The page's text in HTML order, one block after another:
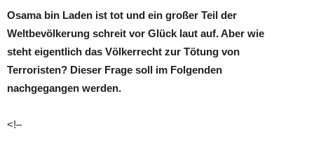
Osama bin Laden ist tot und ein großer Teil der
Weltbevölkerung schreit vor Glück laut auf. Aber wie
steht eigentlich das Völkerrecht zur Tötung von
Terroristen? Dieser Frage soll im Folgenden
nachgegangen werden.
<!–